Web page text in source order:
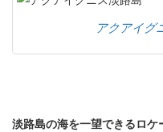
アクアイグ
淡路島の海を一望できるロ